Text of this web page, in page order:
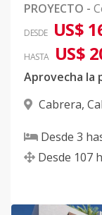
PROYECTO -
DESDE US$
HASTA US$
Cabrera,
Desde 3
Desde 107